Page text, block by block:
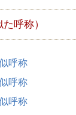
呼称）
呼称
呼称
呼称